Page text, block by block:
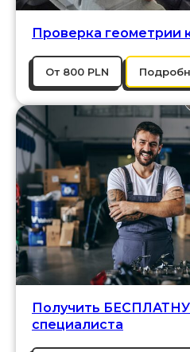
Проверка геометрии
От 800 PLN
Получить
специалиста